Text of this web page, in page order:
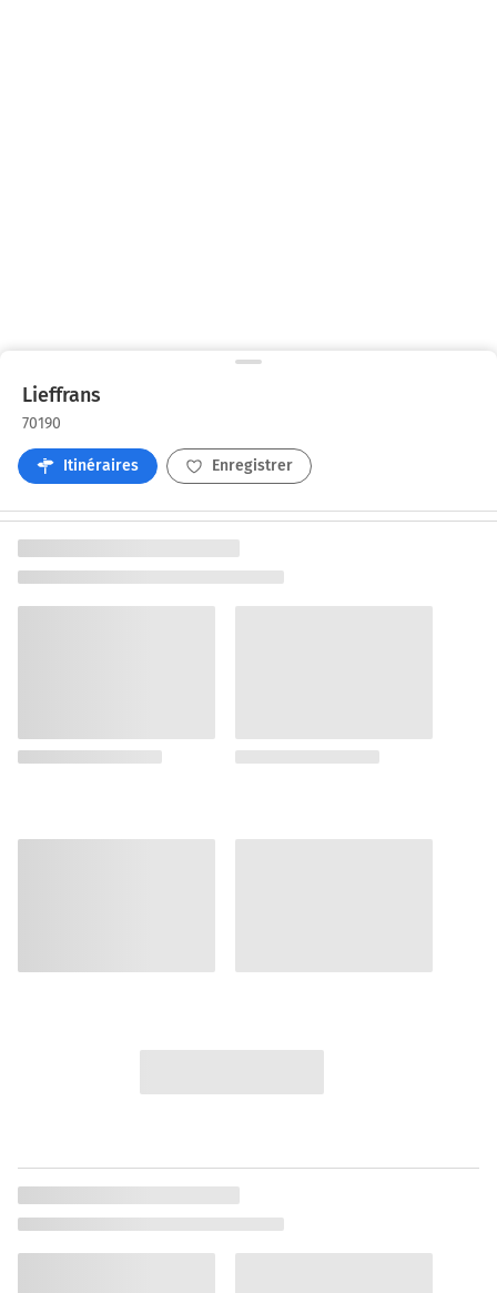
Lieffrans
70190
Itinéraires Enregistrer